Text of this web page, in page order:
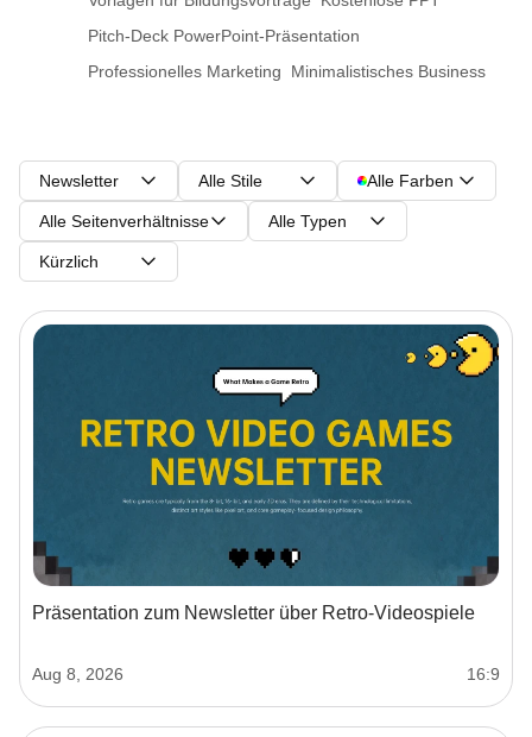
Pitch-Deck PowerPoint-Präsentation
Professionelles Marketing
Minimalistisches Business
Newsletter Alle Stile Alle Farben
Alle Seitenverhältnisse Alle Typen
Kürzlich
Präsentation zum Newsletter über Retro-Videospiele
Aug 8, 2026 16:9